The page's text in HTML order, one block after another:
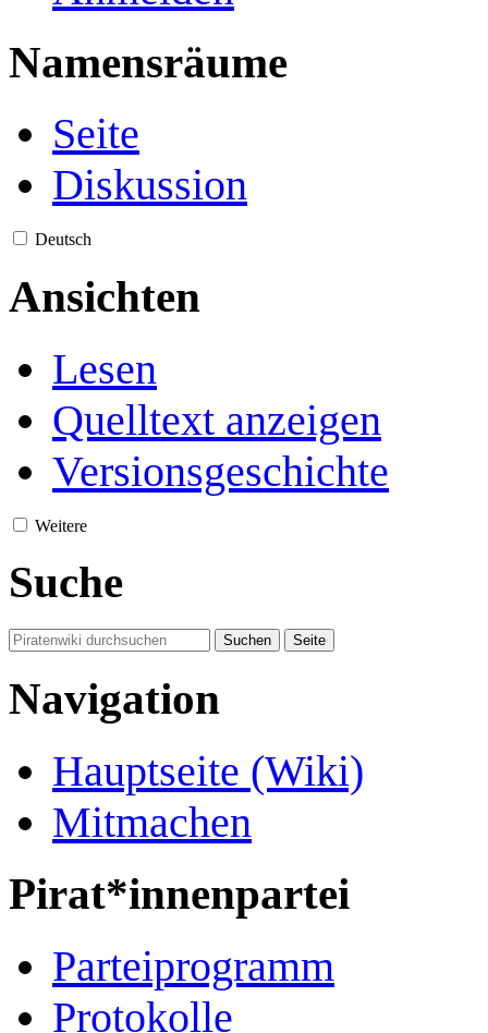
Namensräume
Seite
Diskussion
Deutsch
Ansichten
Lesen
Quelltext anzeigen
Versionsgeschichte
Weitere
Suche
Navigation
Hauptseite (Wiki)
Mitmachen
Pirat*innenpartei
Parteiprogramm
Protokolle